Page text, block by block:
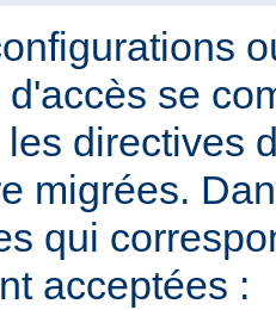
se
directives
migrées.
qui
acceptées :